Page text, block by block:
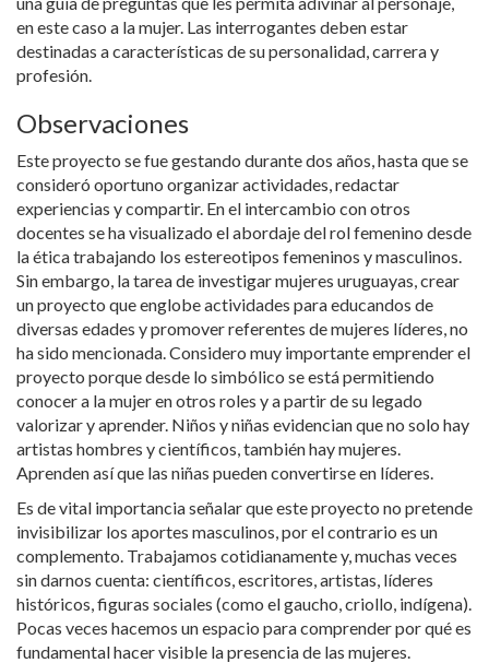
en este caso a la mujer. Las interrogantes deben estar
destinadas a características de su personalidad, carrera y
profesión.
Observaciones
Este proyecto se fue gestando durante dos años, hasta que se
consideró oportuno organizar actividades, redactar
experiencias y compartir. En el intercambio con otros
docentes se ha visualizado el abordaje del rol femenino desde
la ética trabajando los estereotipos femeninos y masculinos.
Sin embargo, la tarea de investigar mujeres uruguayas, crear
un proyecto que englobe actividades para educandos de
diversas edades y promover referentes de mujeres líderes, no
ha sido mencionada. Considero muy importante emprender el
proyecto porque desde lo simbólico se está permitiendo
conocer a la mujer en otros roles y a partir de su legado
valorizar y aprender. Niños y niñas evidencian que no solo hay
artistas hombres y científicos, también hay mujeres.
Aprenden así que las niñas pueden convertirse en líderes.
Es de vital importancia señalar que este proyecto no pretende
invisibilizar los aportes masculinos, por el contrario es un
complemento. Trabajamos cotidianamente y, muchas veces
sin darnos cuenta: científicos, escritores, artistas, líderes
históricos, figuras sociales (como el gaucho, criollo, indígena).
Pocas veces hacemos un espacio para comprender por qué es
fundamental hacer visible la presencia de las mujeres.